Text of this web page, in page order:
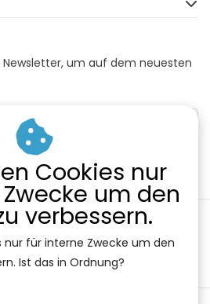
Newsletter, um auf dem neuesten
Cookies nur
um den
verbessern.
nur für interne Zwecke um den
Ist das in Ordnung?